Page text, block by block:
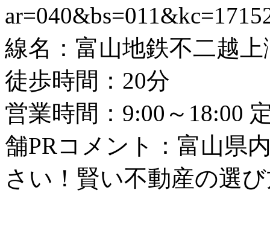
線名：富山地鉄不二越
徒歩時間：20分
営業時間：9:00～18:00
舗PRコメント：富山県
さい！賢い不動産の選